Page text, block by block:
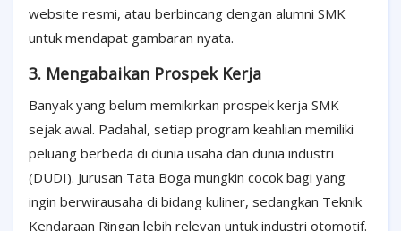
website resmi, atau berbincang dengan alumni SMK
untuk mendapat gambaran nyata.
3. Mengabaikan Prospek Kerja
Banyak yang belum memikirkan prospek kerja SMK
sejak awal. Padahal, setiap program keahlian memiliki
peluang berbeda di dunia usaha dan dunia industri
(DUDI). Jurusan Tata Boga mungkin cocok bagi yang
ingin berwirausaha di bidang kuliner, sedangkan Teknik
Kendaraan Ringan lebih relevan untuk industri otomotif.